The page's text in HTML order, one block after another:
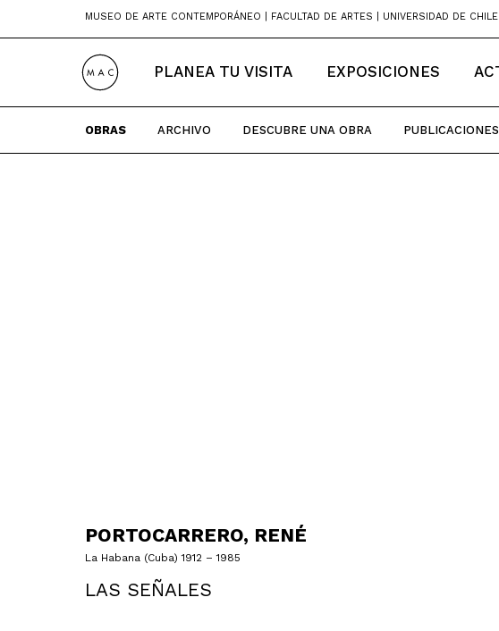
MUSEO DE ARTE CONTEMPORÁNEO | FACULTAD DE ARTES | UNIVERSIDAD DE CHILE
PLANEA TU VISITA EXPOSICIONES
OBRAS ARCHIVO DESCUBRE UNA OBRA PUBLICACIONES
PORTOCARRERO, RENÉ
La Habana (Cuba) 1912 – 1985
LAS SEÑALES